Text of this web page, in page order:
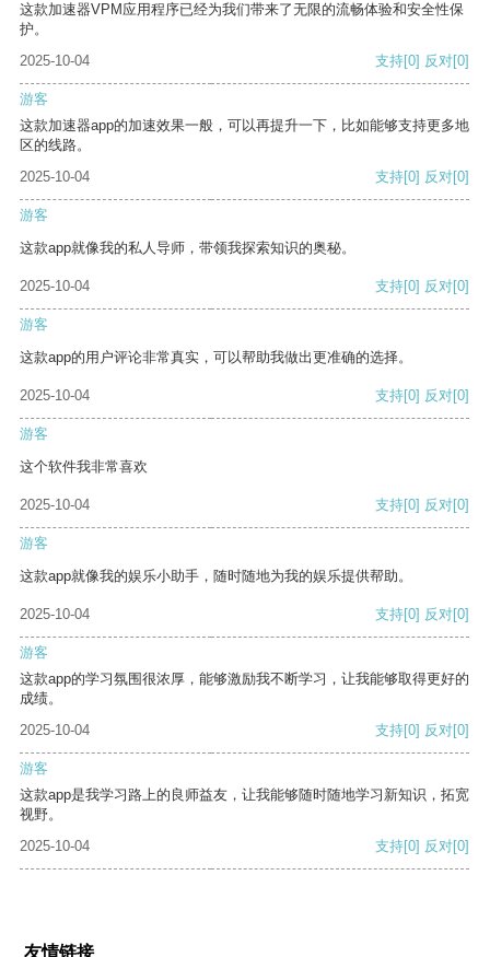
这款加速器VPM应用程序已经为我们带来了无限的流畅体验和安全性保
护。
2025-10-04
支持[0] 反对[0]
游客
这款加速器app的加速效果一般，可以再提升一下，比如能够支持更多地
区的线路。
2025-10-04
支持[0] 反对[0]
游客
这款app就像我的私人导师，带领我探索知识的奥秘。
2025-10-04 支持[0] 反对[0]
游客
这款app的用户评论非常真实，可以帮助我做出更准确的选择。
2025-10-04 支持[0] 反对[0]
游客
这个软件我非常喜欢
2025-10-04 支持[0] 反对[0]
游客
这款app就像我的娱乐小助手，随时随地为我的娱乐提供帮助。
2025-10-04 支持[0] 反对[0]
游客
这款app的学习氛围很浓厚，能够激励我不断学习，让我能够取得更好的
成绩。
2025-10-04
支持[0] 反对[0]
游客
这款app是我学习路上的良师益友，让我能够随时随地学习新知识，拓宽
视野。
2025-10-04
支持[0] 反对[0]
友情链接